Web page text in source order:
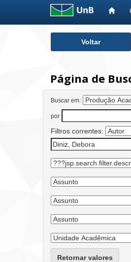
Voltar
Página de
Buscar em:
por
Filtros correntes:
Retornar valores